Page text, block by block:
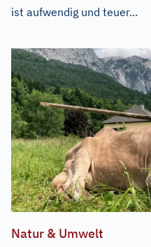
ist aufwendig und teuer...
Natur & Umwelt